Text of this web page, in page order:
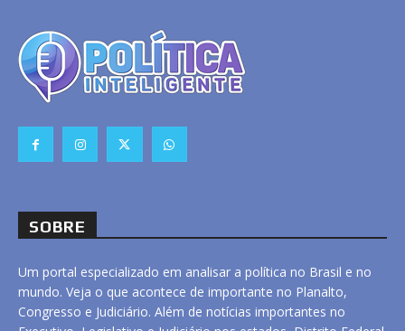
SOBRE
Um portal especializado em analisar a política no Brasil e no
mundo. Veja o que acontece de importante no Planalto,
Congresso e Judiciário. Além de notícias importantes no